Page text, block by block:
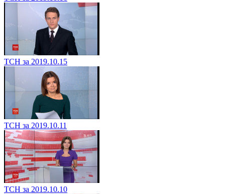
ТСН за 2019.10.15
ТСН за 2019.10.11
ТСН за 2019.10.10